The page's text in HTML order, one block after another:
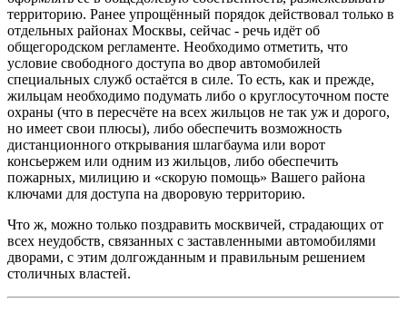
территорию. Ранее упрощённый порядок действовал только в
отдельных районах Москвы, сейчас - речь идёт об
общегородском регламенте. Необходимо отметить, что
условие свободного доступа во двор автомобилей
специальных служб остаётся в силе. То есть, как и прежде,
жильцам необходимо подумать либо о круглосуточном посте
охраны (что в пересчёте на всех жильцов не так уж и дорого,
но имеет свои плюсы), либо обеспечить возможность
дистанционного открывания шлагбаума или ворот
консьержем или одним из жильцов, либо обеспечить
пожарных, милицию и «скорую помощь» Вашего района
ключами для доступа на дворовую территорию.
Что ж, можно только поздравить москвичей, страдающих от
всех неудобств, связанных с заставленными автомобилями
дворами, с этим долгожданным и правильным решением
столичных властей.